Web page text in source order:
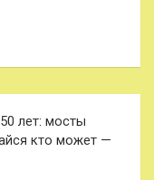
лет: мосты
кто может —